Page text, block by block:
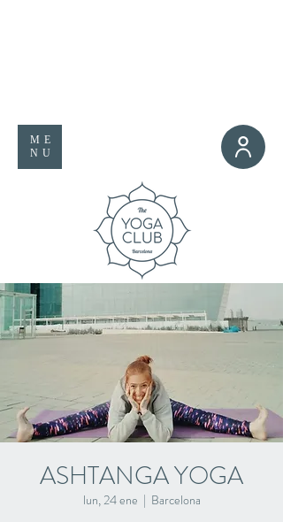
ME
NU
ASHTANGA YOGA
lun, 24 ene
  |
Barcelona